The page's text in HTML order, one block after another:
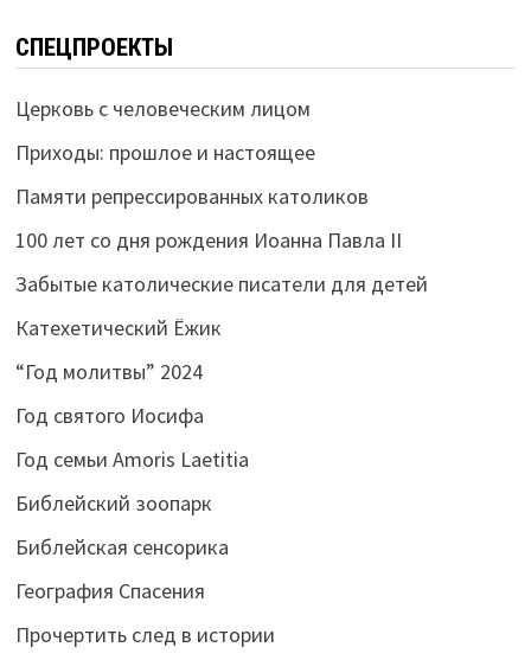
СПЕЦПРОЕКТЫ
Церковь с человеческим лицом
Приходы: прошлое и настоящее
Памяти репрессированных католиков
100 лет со дня рождения Иоанна Павла II
Забытые католические писатели для детей
Катехетический Ёжик
“Год молитвы” 2024
Год святого Иосифа
Год семьи Amoris Laetitia
Библейский зоопарк
Библейская сенсорика
География Спасения
Прочертить след в истории